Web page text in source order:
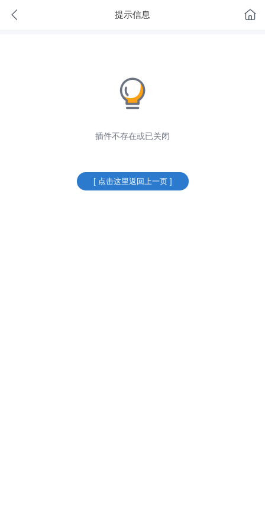
提示信息
插件不存在或已关闭
[ 点击这里返回上一页 ]